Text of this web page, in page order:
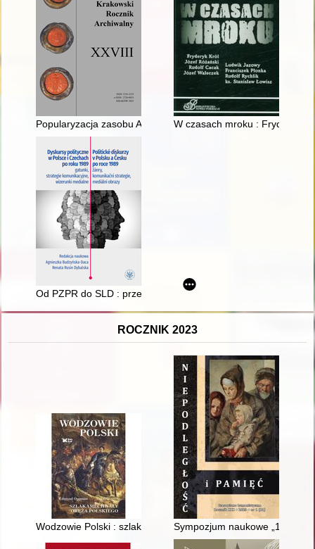
Popularyzacja zasobu Archiwum Narodowego w Krakowie w
W czasach mroku : Fryderyk
Od PZPR do SLD : przemiany wizerunku partii
ROCZNIK 2023
Wodzowie Polski : szlakami chwały oręża polskiego
Sympozjum naukowe „160.